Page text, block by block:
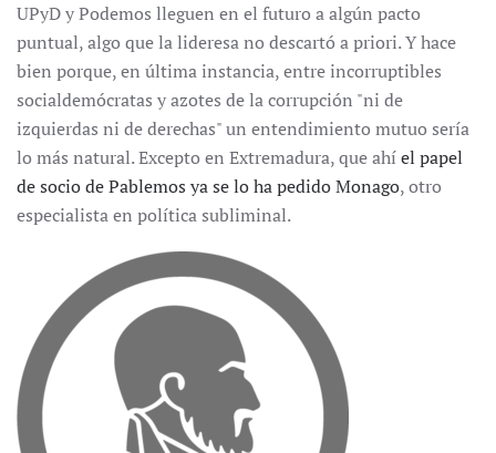
UPyD y Podemos lleguen en el futuro a algún pacto
puntual, algo que la lideresa no descartó a priori. Y hace
bien porque, en última instancia, entre incorruptibles
socialdemócratas y azotes de la corrupción "ni de
izquierdas ni de derechas" un entendimiento mutuo sería
lo más natural. Excepto en Extremadura, que ahíel papel
de socio de Pablemos ya se lo ha pedido Monago, otro
especialista en política subliminal.